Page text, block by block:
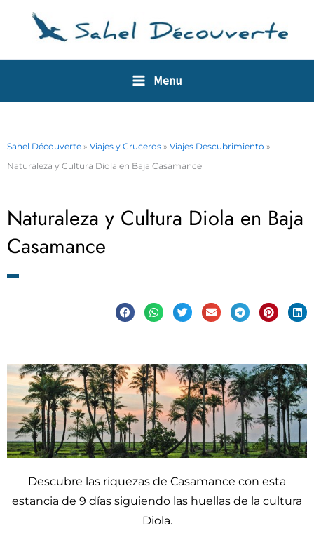
Menu
Sahel Découverte » Viajes y Cruceros » Viajes Descubrimiento »
Naturaleza y Cultura Diola en Baja Casamance
Naturaleza y Cultura Diola en Baja
Casamance
Descubre las riquezas de Casamance con esta
estancia de 9 días siguiendo las huellas de la cultura
Diola.
Panel de gestión de cookies